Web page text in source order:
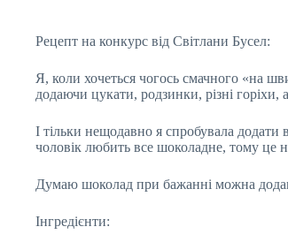
Рецепт на конкурс від Світлани Бусел:
Я, коли хочеться чогось смачного «на
додаючи цукати, родзинки, різні
І тільки нещодавно я спробувала
чоловік любить все шоколадне, тому це
Думаю шоколад при бажанні можна
Інгредієнти: